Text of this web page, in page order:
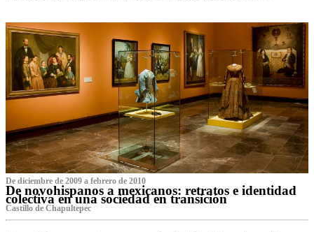
De diciembre de 2009 a febrero de 2010
De novohispanos a mexicanos: retratos e identidad
colectiva en una sociedad en transición
Castillo de Chapultepec